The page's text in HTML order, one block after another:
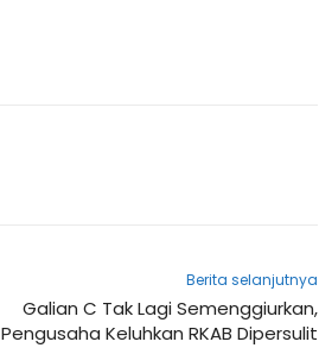
Berita selanjutnya
Galian C Tak Lagi Semenggiurkan,
Pengusaha Keluhkan RKAB Dipersulit